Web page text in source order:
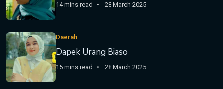
14 mins read 28 March 2025
Daerah
Dapek Urang Biaso
15 mins read 28 March 2025